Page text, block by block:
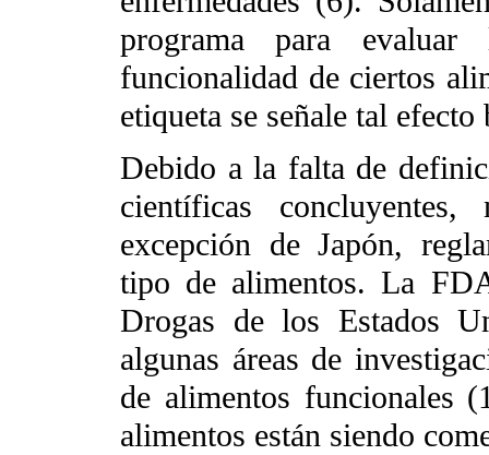
programa para
funcionalidad de ciertos
etiqueta se señale tal
Debido a la falta de
científicas
excepción de Japón,
tipo de alimentos. La
Drogas de los Estados
algunas áreas de
de alimentos funcionales
alimentos están siendo